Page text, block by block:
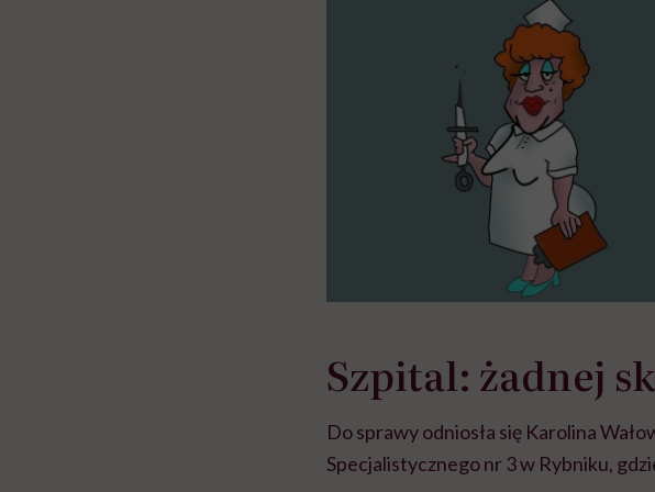
Szpital: żadnej
Do sprawy odniosła się Karolina
Specjalistycznego nr 3 w Rybniku,